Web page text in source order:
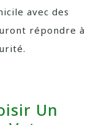
avec des
répondre à
Un